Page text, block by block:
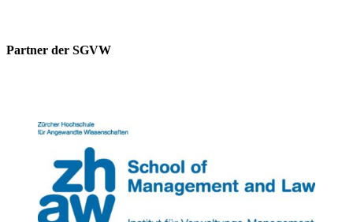
Partner der SGVW